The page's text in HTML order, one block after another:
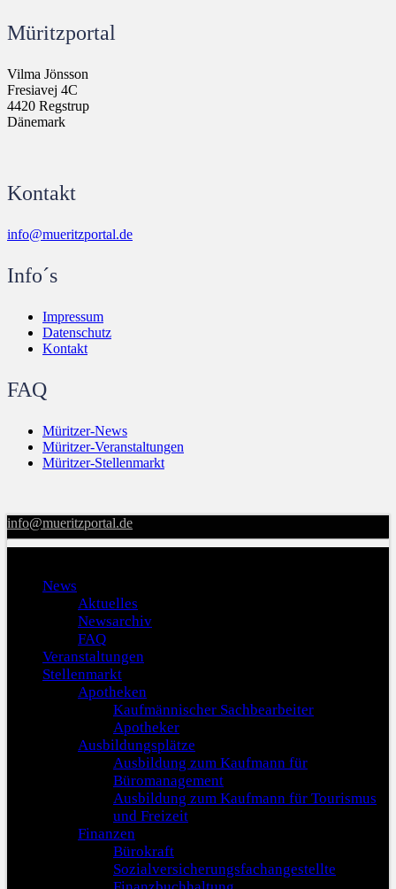
Müritzportal
Vilma Jönsson
Fresiavej 4C
4420 Regstrup
Dänemark
Kontakt
info@mueritzportal.de
Info´s
Impressum
Datenschutz
Kontakt
FAQ
Müritzer-News
Müritzer-Veranstaltungen
Müritzer-Stellenmarkt
info@mueritzportal.de
News
Aktuelles
Newsarchiv
FAQ
Veranstaltungen
Stellenmarkt
Apotheken
Kaufmännischer Sachbearbeiter
Apotheker
Ausbildungsplätze
Ausbildung zum Kaufmann für
Büromanagement
Ausbildung zum Kaufmann für Tourismus
und Freizeit
Finanzen
Bürokraft
Sozialversicherungsfachangestellte